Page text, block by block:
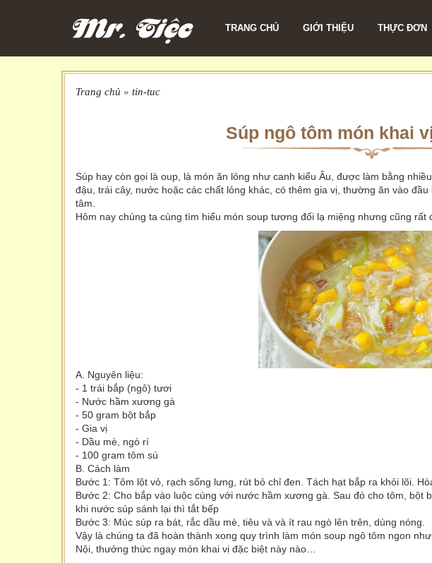
TRANG CHỦ GIỚI THIỆU THỰC ĐƠN
Trang chủ » tin-tuc
Súp ngô tôm món khai
Súp hay còn gọi là oup, là món ăn lỏng như canh kiểu Âu, được làm bằng
đậu, trái cây, nước hoặc các chất lỏng khác, có thêm gia vị, thường ăn vào
tâm.
Hôm nay chúng ta cùng tìm hiểu món soup tương đối lạ miệng nhưng cũng rất
A. Nguyên liệu:
- 1 trái bắp (ngô) tươi
- Nước hầm xương gà
- 50 gram bột bắp
- Gia vị
- Dầu mè, ngò rí
- 100 gram tôm sú
B. Cách làm
Bước 1: Tôm lột vỏ, rạch sống lưng, rút bỏ chỉ đen. Tách hạt bắp ra khỏi lõi.
Bước 2: Cho bắp vào luộc cùng với nước hầm xương gà. Sau đó cho tôm, bột
khi nước súp sánh lại thì tắt bếp
Bước 3: Múc súp ra bát, rắc dầu mè, tiêu và và ít rau ngò lên trên, dùng nóng.
Vậy là chúng ta đã hoàn thành xong quy trình làm món soup ngô tôm ngon
Nội, thưởng thức ngay món khai vị đặc biệt này nào…